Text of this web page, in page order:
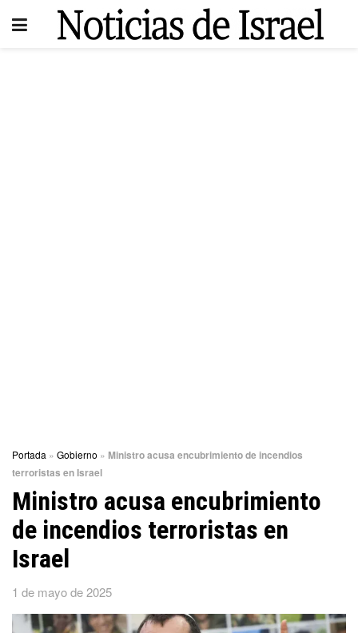
Portada » Gobierno » Ministro acusa encubrimiento de incendios
terroristas en Israel
Ministro acusa encubrimiento
de incendios terroristas en
Israel
1 de mayo de 2025